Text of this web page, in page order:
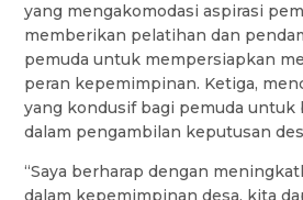
yang mengakomodasi aspirasi
memberikan pelatihan dan
pemuda untuk mempersiapkan
peran kepemimpinan. Ketiga,
yang kondusif bagi pemuda
dalam pengambilan keputusan
“Saya berharap dengan
dalam kepemimpinan desa, kita